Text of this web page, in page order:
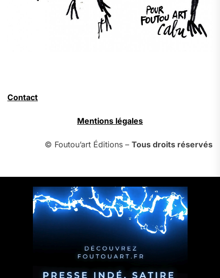
Contact
Mentions légales
© Foutou’art Éditions – Tous droits réservés